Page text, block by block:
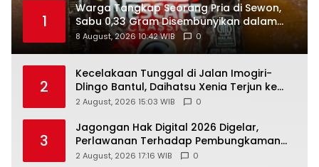
1
Warga Tangkap Seorang Pria di Sewon,
Sabu 0,33 Gram Disembunyikan dalam
Bungkus Kopi
8 August, 2026 10:42 WIB 0
2
Kecelakaan Tunggal di Jalan Imogiri-
Dlingo Bantul, Daihatsu Xenia Terjun ke
Jurang
2 August, 2026 15:03 WIB 0
3
Jagongan Hak Digital 2026 Digelar,
Perlawanan Terhadap Pembungkaman
Media Digital
2 August, 2026 17:16 WIB 0